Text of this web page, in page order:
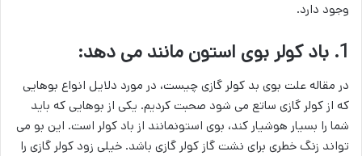
وجود دارد.
1. باد کولر بوی استون مانند می دهد:
در مقاله علت بوی بد کولر گازی چیست، در مورد دلایل انواع بوهایی
که از کولر گازی ساتع می شود صحبت کردیم. یکی از بوهایی که باید
شما را بسیار هوشیار کند، بوی استونمانند از باد کولر است. این بو می
تواند زنگ خطری برای نشت گاز کولر گازی باشد. خیلی زود کولر گازی را